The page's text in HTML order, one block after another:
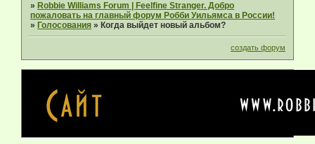
» Robbie Williams Forum | Feelfine Stranger. Добро
пожаловать на главный форум Робби Уильямса в России!
» Голосования » Когда выйдет новый альбом?
создать форум